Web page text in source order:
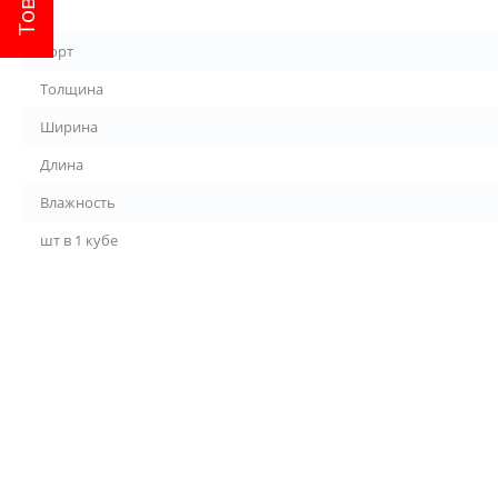
Сорт
Толщина
Ширина
Длина
Влажность
шт в 1 кубе